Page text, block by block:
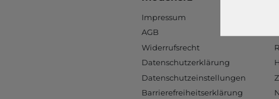
Impressum
AGB
Widerrufsrecht
Datenschutzerklärung
Datenschutzeinstellungen
Barrierefreiheitserklärung